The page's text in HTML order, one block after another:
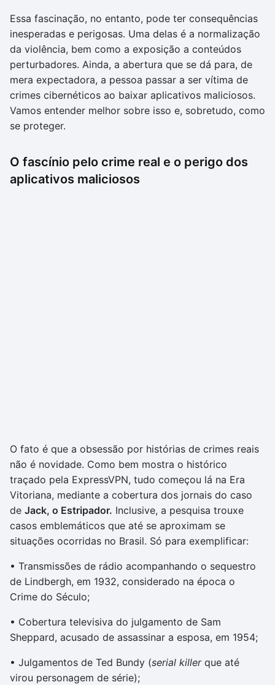
Essa fascinação, no entanto, pode ter consequências
inesperadas e perigosas. Uma delas é a normalização
da violência, bem como a exposição a conteúdos
perturbadores. Ainda, a abertura que se dá para, de
mera expectadora, a pessoa passar a ser vítima de
crimes cibernéticos ao baixar aplicativos maliciosos.
Vamos entender melhor sobre isso e, sobretudo, como
se proteger.
O fascínio pelo crime real e o perigo dos
aplicativos maliciosos
O fato é que a obsessão por histórias de crimes reais
não é novidade. Como bem mostra o histórico
traçado pela ExpressVPN, tudo começou lá na Era
Vitoriana, mediante a cobertura dos jornais do caso
de Jack, o Estripador. Inclusive, a pesquisa trouxe
casos emblemáticos que até se aproximam se
situações ocorridas no Brasil. Só para exemplificar:
• Transmissões de rádio acompanhando o sequestro
de Lindbergh, em 1932, considerado na época o
Crime do Século;
• Cobertura televisiva do julgamento de Sam
Sheppard, acusado de assassinar a esposa, em 1954;
• Julgamentos de Ted Bundy (serial killerque até
virou personagem de série);